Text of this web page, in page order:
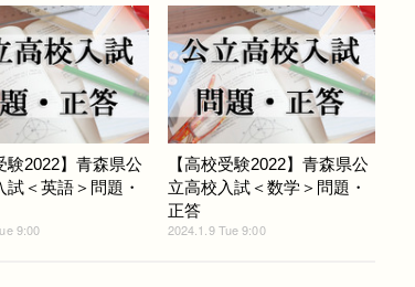
験2022】青森県公
試＜英語＞問題・
9:00
【高校受験2022】青森県公
立高校入試＜数学＞問題・
正答
2024.1.9 Tue 9:00